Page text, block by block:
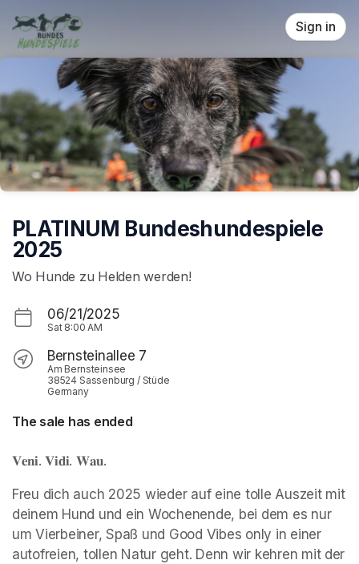
Skip header
Sign in
PLATINUM Bundeshundespiele
2025
Wo Hunde zu Helden werden!
06/21/2025
Sat 8:00 AM
Bernsteinallee 7
Am Bernsteinsee
38524 Sassenburg / Stüde
Germany
The sale has ended
𝐕𝐞𝐧𝐢. 𝐕𝐢𝐝𝐢. 𝐖𝐚𝐮.
Freu dich auch 2025 wieder auf eine tolle Auszeit mit
deinem Hund und ein Wochenende, bei dem es nur
um Vierbeiner, Spaß und Good Vibes only in einer
autofreien, tollen Natur geht. Denn wir kehren mit der